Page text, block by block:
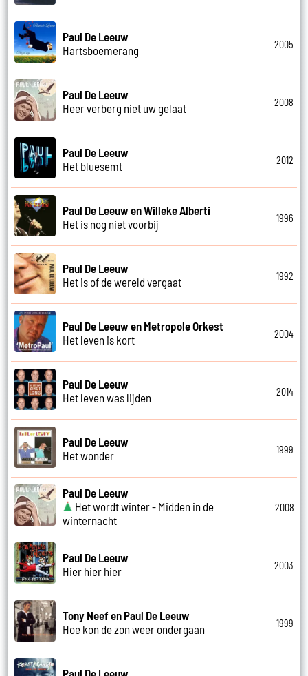
Paul De Leeuw
Hartsboemerang
2005
Paul De Leeuw
Heer verberg niet uw gelaat
2008
Paul De Leeuw
Het bluesemt
2012
Paul De Leeuw en Willeke Alberti
Het is nog niet voorbij
1996
Paul De Leeuw
Het is of de wereld vergaat
1992
Paul De Leeuw en Metropole Orkest
Het leven is kort
2004
Paul De Leeuw
Het leven was lijden
2014
Paul De Leeuw
Het wonder
1999
Paul De Leeuw
Het wordt winter - Midden in de
winternacht
2008
Paul De Leeuw
Hier hier hier
2003
Tony Neef en Paul De Leeuw
Hoe kon de zon weer ondergaan
1999
Paul De Leeuw